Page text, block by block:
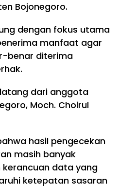
Bojonegoro.
dengan fokus utama
manfaat agar
benar diterima
dari anggota
Moch. Choirul
hasil pengecekan
masih banyak
data yang
ketepatan sasaran